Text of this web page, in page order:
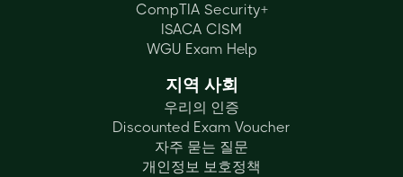
CompTIA Security+
ISACA CISM
WGU Exam Help
지역 사회
우리의 인증
Discounted Exam Voucher
자주 묻는 질문
개인정보 보호정책